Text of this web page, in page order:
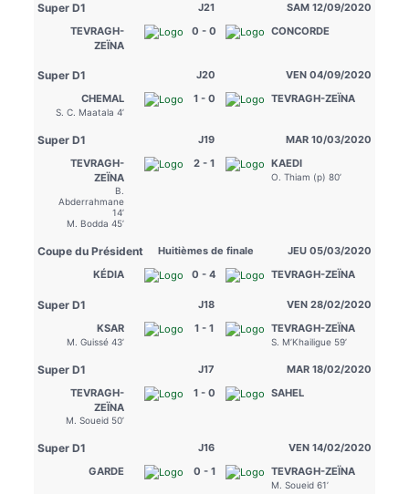
Super D1 J21
SAM 12/09/2020
TEVRAGH-
ZEÏNA
0 - 0 CONCORDE
Super D1 J20
VEN 04/09/2020
CHEMAL
S. C. Maatala 4’
1 - 0 TEVRAGH-ZEÏNA
Super D1 J19
MAR 10/03/2020
TEVRAGH-
ZEÏNA
B.
Abderrahmane
14’
M. Bodda 45’
2 - 1 KAEDI
O. Thiam (p) 80’
Coupe du Président Huitièmes de finale
JEU 05/03/2020
KÉDIA
0 - 4 TEVRAGH-ZEÏNA
Super D1 J18
VEN 28/02/2020
KSAR
M. Guissé 43’
1 - 1 TEVRAGH-ZEÏNA
S. M’Khailigue 59’
Super D1 J17
MAR 18/02/2020
TEVRAGH-
ZEÏNA
M. Soueid 50’
1 - 0 SAHEL
Super D1 J16
VEN 14/02/2020
GARDE
0 - 1 TEVRAGH-ZEÏNA
M. Soueid 61’